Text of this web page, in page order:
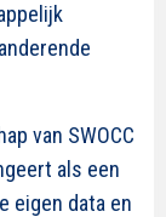
van SWOCC
als een
eigen data en